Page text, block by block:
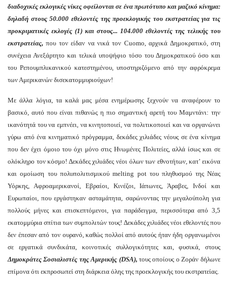
διαδοχικές εκλογικές νίκες οφείλονται σε ένα πρωτότυπο και μαζικό κίνημα:
δηλαδή στους 50.000 εθελοντές της προεκλογικής του εκστρατείας για τις
προκριματικές εκλογές (1) και στους... 104.000 εθελοντές της τελικής του
εκστρατείας, που τον είδαν να νικά τον Cuomo, αρχικά Δημοκρατικό, στη
συνέχεια Ανεξάρτητο και τελικά υποψήφιο τόσο του Δημοκρατικού όσο και
του Ρεπουμπλικανικού κατεστημένου, υποστηριζόμενο από την αφρόκρεμα
των Αμερικανών δισεκατομμυριούχων!
Με άλλα λόγια, τα καλά μας μέσα ενημέρωσης ξεχνούν να αναφέρουν το
βασικό, αυτό που είναι πιθανώς η πιο σημαντική αρετή του Μαμντάνι: την
ικανότητά του να εμπνέει, να κινητοποιεί, να πολιτικοποιεί και να οργανώνει
γύρω από ένα κινηματικό πρόγραμμα, δεκάδες χιλιάδες νέους σε ένα κίνημα
που δεν έχει όμοιο του όχι μόνο στις Ηνωμένες Πολιτείες, αλλά ίσως και σε
ολόκληρο τον κόσμο! Δεκάδες χιλιάδες νέοι όλων των εθνοτήτων, κατ’ εικόνα
και ομοίωση του πολυπολιτισμικού melting pot του πληθυσμού της Νέας
Υόρκης, Αφροαμερικανοί, Εβραίοι, Κινέζοι, Ιάπωνες, Άραβες, Ινδοί και
Ευρωπαίοι, που εργάστηκαν ασταμάτητα, σαρώνοντας την μεγαλούπολη για
πολλούς μήνες και επισκεπτόμενοι, για παράδειγμα, περισσότερα από 3,5
εκατομμύρια σπίτια των συμπολιτών τους! Δεκάδες χιλιάδες νέοι εθελοντές που
δεν έπεσαν από τον ουρανό, καθώς πολλοί από αυτούς ήταν ήδη οργανωμένοι
σε εργατικά συνδικάτα, κοινοτικές συλλογικότητες και, φυσικά, στους
Δημοκράτες Σοσιαλιστές της Αμερικής (DSA), τους οποίους ο Ζοράν δήλωνε
επίμονα ότι εκπροσωπεί στη διάρκεια όλης της προεκλογικής του εκστρατείας.